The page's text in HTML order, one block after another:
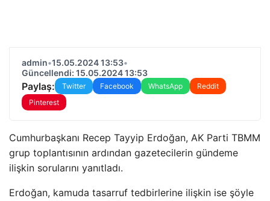
admin•15.05.2024 13:53•
Güncellendi: 15.05.2024 13:53
Paylaş: Twitter Facebook WhatsApp
Reddit
Pinterest
Cumhurbaşkanı Recep Tayyip Erdoğan, AK Parti TBMM
grup toplantısının ardından gazetecilerin gündeme
ilişkin sorularını yanıtladı.
Erdoğan, kamuda tasarruf tedbirlerine ilişkin ise şöyle